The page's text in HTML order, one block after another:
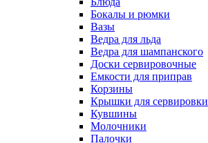
Бокалы и рюмки
Вазы
Ведра для льда
Ведра для шампанского
Доски сервировочные
Емкости для приправ
Корзины
Крышки для сервировки
Кувшины
Молочники
Палочки